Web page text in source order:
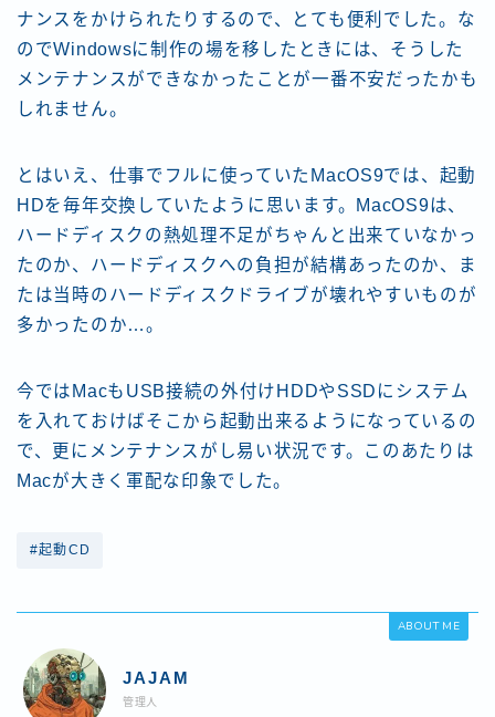
ナンスをかけられたりするので、とても便利でした。な
のでWindowsに制作の場を移したときには、そうした
メンテナンスができなかったことが一番不安だったかも
しれません。
とはいえ、仕事でフルに使っていたMacOS9では、起動
HDを毎年交換していたように思います。MacOS9は、
ハードディスクの熱処理不足がちゃんと出来ていなかっ
たのか、ハードディスクへの負担が結構あったのか、ま
たは当時のハードディスクドライブが壊れやすいものが
多かったのか…。
今ではMacもUSB接続の外付けHDDやSSDにシステム
を入れておけばそこから起動出来るようになっているの
で、更にメンテナンスがし易い状況です。このあたりは
Macが大きく軍配な印象でした。
#起動CD
ABOUT ME
JAJAM
管理人